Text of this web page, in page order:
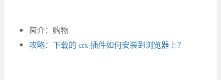
简介：购物
攻略：下载的 crx 插件如何安装到浏览器上？